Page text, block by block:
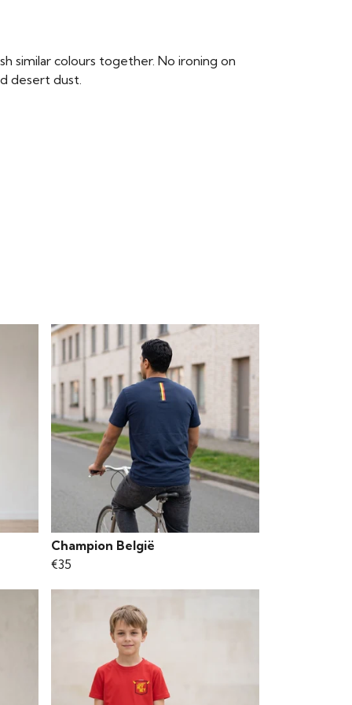
similar colours together. No ironing on
desert dust.
Champion België
€35